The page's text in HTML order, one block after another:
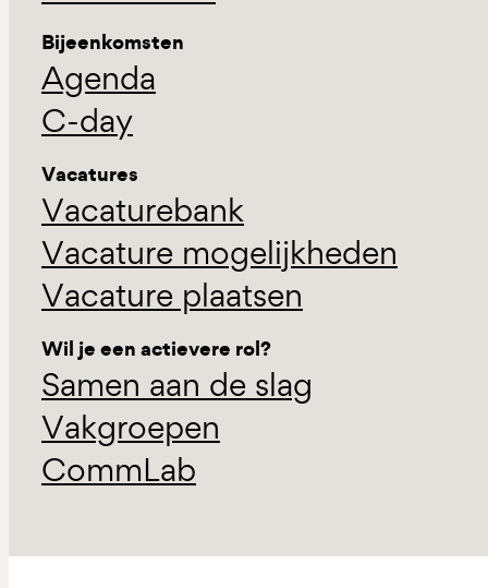
Bijeenkomsten
Agenda
C-day
Vacatures
Vacaturebank
Vacature mogelijkheden
Vacature plaatsen
Wil je een actievere rol?
Samen aan de slag
Vakgroepen
CommLab